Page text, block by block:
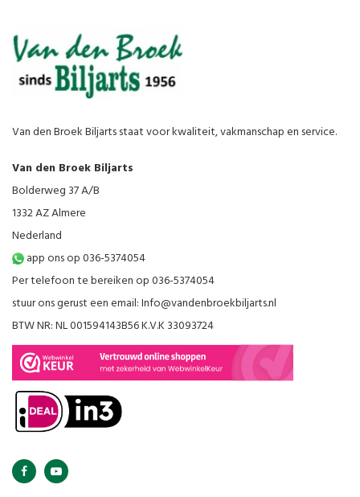
Van den Broek Biljarts staat voor kwaliteit, vakmanschap en service.
Van den Broek Biljarts
Bolderweg 37 A/B
1332 AZ Almere
Nederland
app ons op 036-5374054
Per telefoon te bereiken op 036-5374054
stuur ons gerust een email:Info@vandenbroekbiljarts.nl
BTW NR: NL 001594143B56 K.V.K 33093724